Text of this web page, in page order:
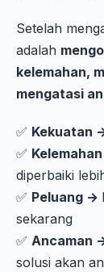
Setelah
adalah
kelemahan,
mengatasi
✅ Kekuatan
✅
diperbaiki
✅ Peluang →
sekarang
✅ Ancaman
solusi akan